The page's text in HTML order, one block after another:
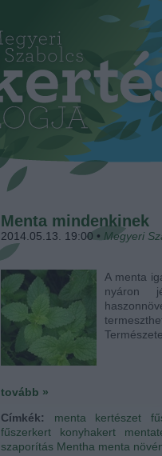
Menta mindenkinek
2014.05.13. 19:00 • Megyeri
A menta
nyáron
tovább »
Címkék: menta kertészet
fűszerkert
konyhakert
szaporítás Mentha menta